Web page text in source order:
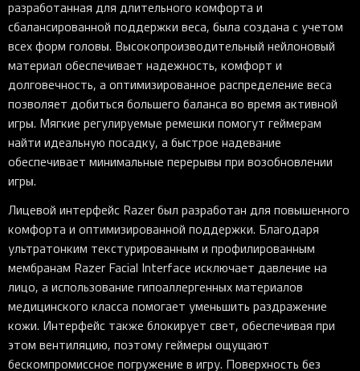
разработанная для длительного комфорта и
сбалансированной поддержки веса, была создана с учетом
всех форм головы. Высокопроизводительный нейлоновый
материал обеспечивает надежность, комфорт и
долговечность, а оптимизированное распределение веса
позволяет добиться большего баланса во время активной
игры. Мягкие регулируемые ремешки помогут геймерам
найти идеальную посадку, а быстрое надевание
обеспечивает минимальные перерывы при возобновлении
игры.
Лицевой интерфейс Razer был разработан для повышенного
комфорта и оптимизированной поддержки. Благодаря
ультратонким текстурированным и профилированным
мембранам Razer Facial Interface исключает давление на
лицо, а использование гипоаллергенных материалов
медицинского класса помогает уменьшить раздражение
кожи. Интерфейс также блокирует свет, обеспечивая при
этом вентиляцию, поэтому геймеры ощущают
бескомпромиссное погружение в игру. Поверхность без